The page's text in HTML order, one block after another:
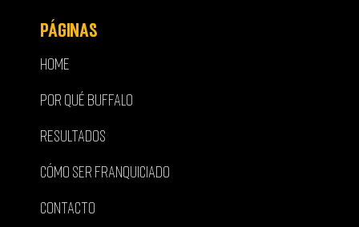
PÁGINAS
HOME
POR QUÉ BUFFALO
RESULTADOS
CÓMO SER FRANQUICIADO
CONTACTO